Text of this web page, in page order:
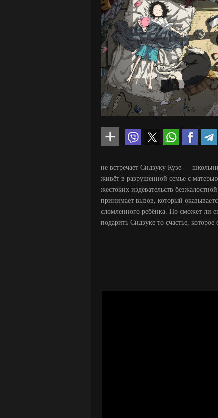
не встречает Сидзуку Кузе —
живёт в разрушенной семье с
жестоких издевательств
принимает вызов, который
сломленного ребёнка. Но сможет ли
подарить Сидзуке то счастье, которое